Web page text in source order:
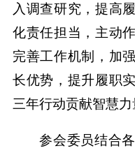
入调查研究，提高
化责任担当，主动
完善工作机制，加
长优势，提升履职
三年行动贡献智慧力
参会委员结合